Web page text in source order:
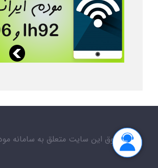
کلیه حقوق این سایت متعلق به سامانه